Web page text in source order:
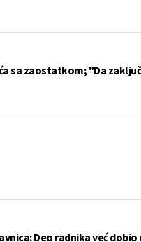
sa zaostatkom; "Da
Deo radnika već